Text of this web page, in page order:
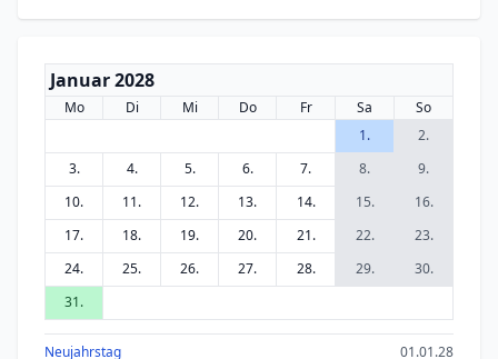
Januar 2028
Mo Di Mi Do Fr Sa
So
1.
2.
3.
4. 5. 6. 7. 8.
9.
10.
11. 12. 13. 14. 15.
16.
17.
18. 19. 20. 21. 22.
23.
24.
25. 26. 27. 28. 29.
30.
31.
Neujahrstag
01.01.28